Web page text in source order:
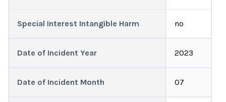
Special Interest Intangible Harm no
Date of Incident Year 2023
Date of Incident Month 07